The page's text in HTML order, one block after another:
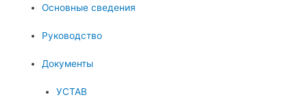
Основные сведения
Руководство
Документы
УСТАВ